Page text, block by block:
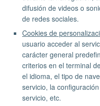
difusión de videos o
de redes sociales.
Cookies de
usuario acceder al
carácter general
criterios en el terminal
el idioma, el tipo de
servicio, la
servicio, etc.